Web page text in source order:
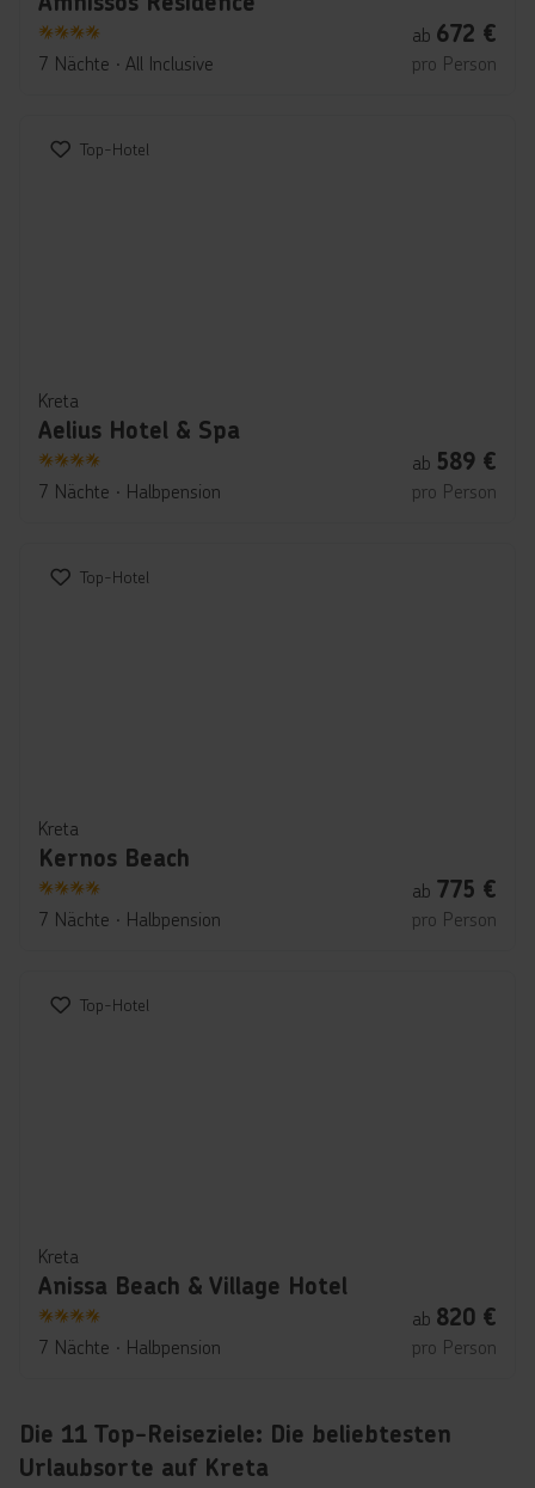
4
7 Nächte ∙ All Inclusive
ab 672 €
pro Person
Top-Hotel
Kreta
Aelius Hotel & Spa
4
7 Nächte ∙ Halbpension
ab 589 €
pro Person
Top-Hotel
Kreta
Kernos Beach
4
7 Nächte ∙ Halbpension
ab 775 €
pro Person
Top-Hotel
Kreta
Anissa Beach & Village Hotel
4
7 Nächte ∙ Halbpension
ab 820 €
pro Person
Die 11 Top-Reiseziele: Die beliebtesten
Urlaubsorte auf Kreta